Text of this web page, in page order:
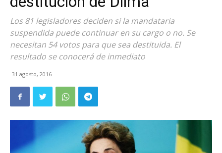
Los 81 legisladores deciden si la mandataria
suspendida puede continuar en su cargo o no. Se
necesitan 54 votos para que sea destituida. El
resultado se conocerá de inmediato
31 agosto, 2016